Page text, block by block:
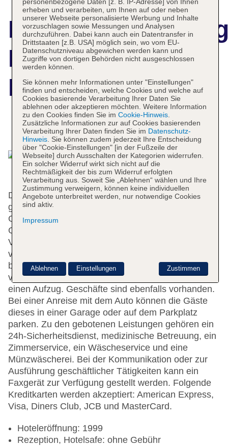
Nishitetsu Inn
Kokura
Das bietet Ihre Unterkunft
Das freundliche Personal an der Rezeption ist
gerne bei allen Fragen behilflich. Eine
Gepäckaufbewahrung, ein Safe und ein
Getränkeautomat stehen als Serviceleistungen zur
Verfügung. WLAN ist in den öffentlichen Bereichen
verfügbar. Die Unterbringung bietet eine Reihe
behindertengerechter Annehmlichkeiten. Das Haus
verfügt über rollstuhlgerechte Einrichtungen und
einen Aufzug. Geschäfte sind ebenfalls vorhanden.
Bei einer Anreise mit dem Auto können die Gäste
dieses in einer Garage oder auf dem Parkplatz
parken. Zu den gebotenen Leistungen gehören ein
24h-Sicherheitsdienst, medizinische Betreuung, ein
Zimmerservice, ein Wäscheservice und eine
Münzwäscherei. Bei der Kommunikation oder zur
Ausführung geschäftlicher Tätigkeiten kann ein
Faxgerät zur Verfügung gestellt werden. Folgende
Kreditkarten werden akzeptiert: American Express,
Visa, Diners Club, JCB und MasterCard.
Hoteleröffnung: 1999
Rezeption, Hotelsafe: ohne Gebühr
erheben und verarbeiten, um Ihnen auf oder neben
unserer Webseite personalisierte Werbung und Inhalte
vorzuschlagen sowie Messungen und Analysen
durchzuführen. Dabei kann auch ein Datentransfer in
Drittstaaten [z.B. USA] möglich sein, wo vom EU-
Datenschutzniveau abgewichen werden kann und
Zugriffe von dortigen Behörden nicht ausgeschlossen
werden können.
Sie können mehr Informationen unter "Einstellungen"
finden und entscheiden, welche Cookies und welche auf
Cookies basierende Verarbeitung Ihrer Daten Sie
ablehnen oder akzeptieren möchten. Weitere Information
zu den Cookies finden Sie im Cookie-Hinweis.
Zusätzliche Informationen zur auf Cookies basierenden
Verarbeitung Ihrer Daten finden Sie im Datenschutz-
Hinweis. Sie können zudem jederzeit Ihre Entscheidung
über "Cookie-Einstellungen" [in der Fußzeile der
Webseite] durch Ausschalten der Kategorien widerrufen.
Ein solcher Widerruf wirkt sich nicht auf die
Rechtmäßigkeit der bis zum Widerruf erfolgten
Verarbeitung aus. Soweit Sie „Ablehnen“ wählen und Ihre
Zustimmung verweigern, können keine individuellen
Angebote unterbreitet werden, nur notwendige Cookies
sind aktiv.
Impressum
Zustimmen
Ablehnen Einstellungen